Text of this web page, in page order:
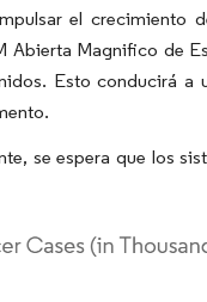
el crecimiento
Magnifico de
Esto conducirá a
se espera que los